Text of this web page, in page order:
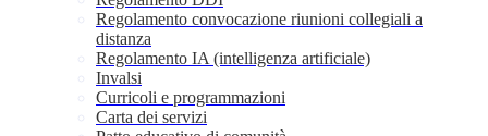
Regolamento convocazione riunioni collegiali a
distanza
Regolamento IA (intelligenza artificiale)
Invalsi
Curricoli e programmazioni
Carta dei servizi